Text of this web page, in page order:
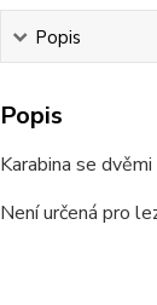
Popis
Popis
Karabina se
Není určená pro